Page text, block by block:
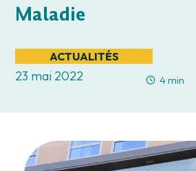
Maladie
ACTUALITÉS
23 mai 2022 4 min